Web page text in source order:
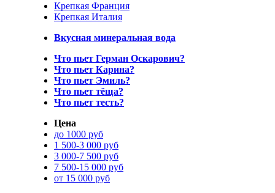
Крепкая Франция
Крепкая Италия
Вкусная минеральная вода
Что пьет Герман Оскарович?
Что пьет Карина?
Что пьет Эмиль?
Что пьет тёща?
Что пьет тесть?
Цена
до 1000 руб
1 500-3 000 руб
3 000-7 500 руб
7 500-15 000 руб
от 15 000 руб